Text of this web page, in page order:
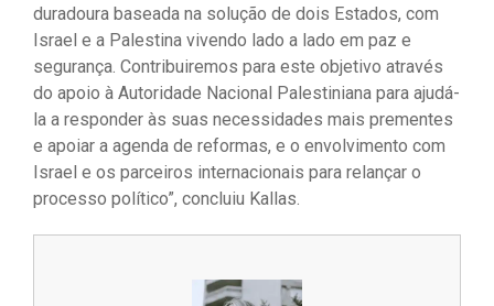
duradoura baseada na solução de dois Estados, com
Israel e a Palestina vivendo lado a lado em paz e
segurança. Contribuiremos para este objetivo através
do apoio à Autoridade Nacional Palestiniana para ajudá-
la a responder às suas necessidades mais prementes
e apoiar a agenda de reformas, e o envolvimento com
Israel e os parceiros internacionais para relançar o
processo político”, concluiu Kallas.